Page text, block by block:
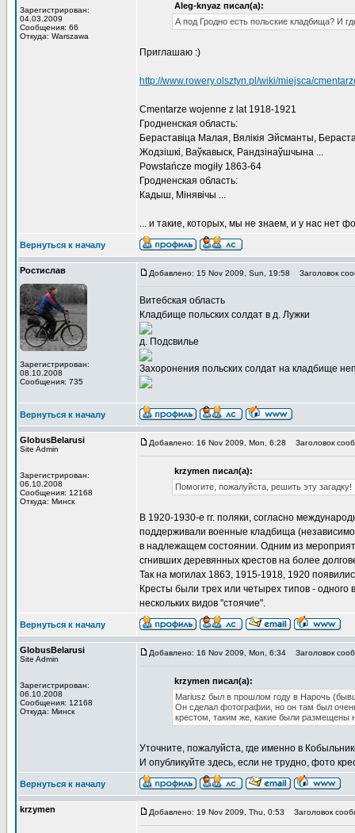
Зарегистрирован:
04.03.2009
Сообщения: 66
Откуда: Warszawa
Aleg-knyaz писал(а):
А под Гродно есть польские кладбища? И
Приглашаю :)
http://www.rowery.olsztyn.pl/wiki/miejsca/
Cmentarze wojenne z lat 1918-1921
Гродненская область:
Бераставіца Малая, Вялікія Эйсманты,
Жодзішкі, Ваўкавыск, Рандзінаўшчына ...
Powstańcze mogiły 1863-64
Гродненская область:
Кадыш, Мінявічы ...
... и такие, которых, мы не знаем, и у нас нет
Вернуться к началу
Ростислав
Зарегистрирован:
08.10.2008
Сообщения: 735
Добавлено: 15 Nov 2009, Sun, 19:58 Заголовок
Витебская область
Кладбище польских солдат в д. Лужки
д. Подсвилье
Захоронения польских солдат на кладбище
Вернуться к началу
GlobusBelarusi
Site Admin
Зарегистрирован:
06.10.2008
Сообщения: 12168
Откуда: Минск
Добавлено: 16 Nov 2009, Mon, 6:28 Заголовок
krzymen писал(а):
Помогите, пожалуйста, решить эту загадку!
В 1920-1930-е гг. поляки, согласно
поддерживали военные кладбища
в надлежащем состоянии. Одним из
сгнивших деревянных крестов на более
Так на могилах 1863, 1915-1918, 1920
Кресты были трех или четырех типов - одного
нескольких видов "стоячие".
Вернуться к началу
GlobusBelarusi
Site Admin
Зарегистрирован:
06.10.2008
Сообщения: 12168
Откуда: Минск
Добавлено: 16 Nov 2009, Mon, 6:34 Заголовок
krzymen писал(а):
Mariusz был в прошлом году в Нарочь
Он сделал фотографии, но он там был
крестом, таким же, какие были размещены
Уточните, пожалуйста, где именно в
И опубликуйте здесь, если не трудно, фото
Вернуться к началу
krzymen Добавлено: 19 Nov 2009, Thu, 0:53 Заголовок